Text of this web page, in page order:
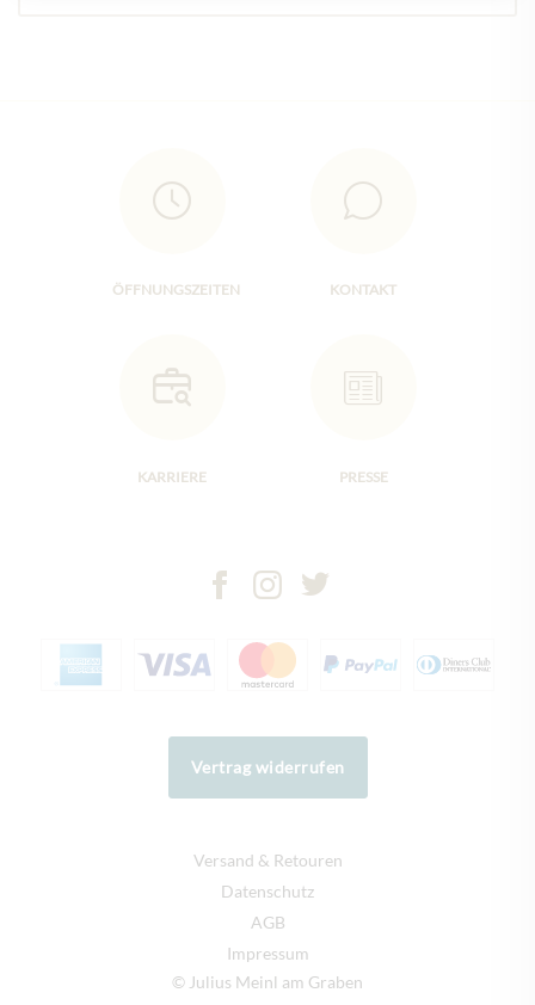
ÖFFNUNGSZEITEN KONTAKT
KARRIERE PRESSE
Vertrag widerrufen
Versand & Retouren
Datenschutz
AGB
Impressum
© Julius Meinl am Graben